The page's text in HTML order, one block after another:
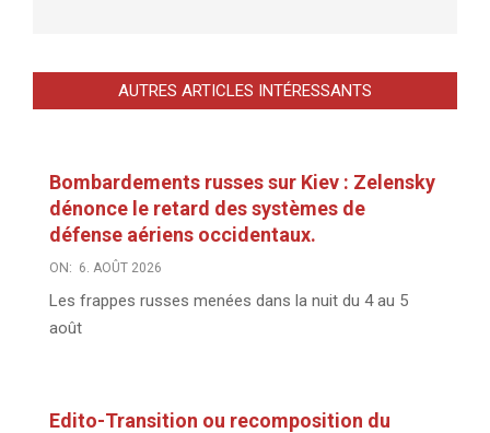
AUTRES ARTICLES INTÉRESSANTS
Bombardements russes sur Kiev : Zelensky
dénonce le retard des systèmes de
défense aériens occidentaux.
ON: 6. AOÛT 2026
Les frappes russes menées dans la nuit du 4 au 5
août
Edito-Transition ou recomposition du